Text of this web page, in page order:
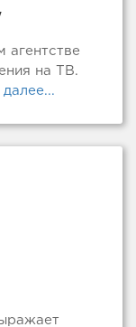
агентстве
на ТВ.
далее...